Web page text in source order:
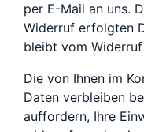
per E-Mail an uns.
Widerruf erfolgten
bleibt vom
Die von Ihnen im
Daten verbleiben
auffordern, Ihre